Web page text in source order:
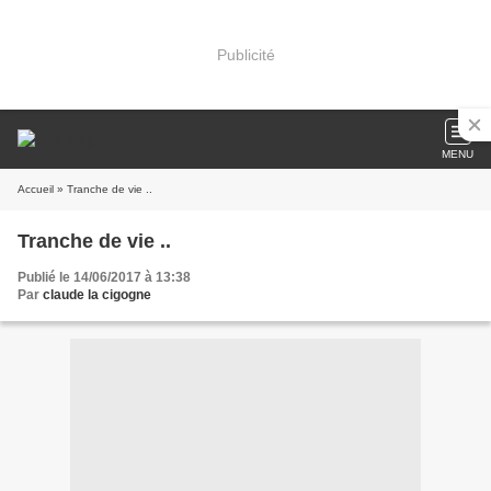
Publicité
MENU
Accueil » Tranche de vie ..
Tranche de vie ..
Publié le 14/06/2017 à 13:38
Par claude la cigogne